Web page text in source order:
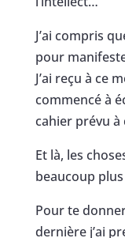
J’ai compris
pour
J’ai reçu à ce
commencé à
cahier prévu à
Et là, les
beaucoup
Pour te
dernière j’ai